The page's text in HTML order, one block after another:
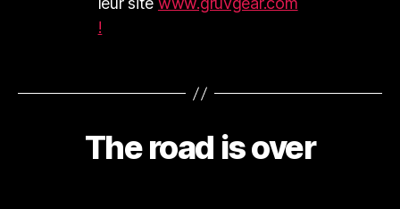
!
The road is over